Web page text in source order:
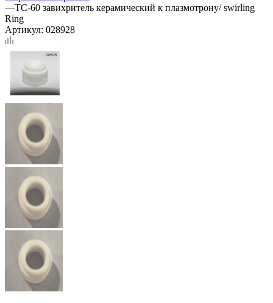
—ТС-60 завихритель керамический к плазмотрону/ swirling
Ring
Артикул: 028928